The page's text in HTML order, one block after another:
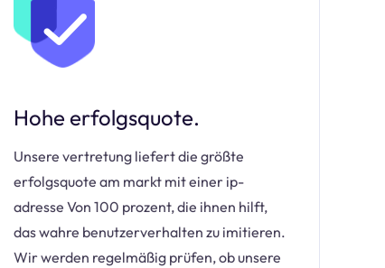
Hohe erfolgsquote.
Unsere vertretung liefert die größte
erfolgsquote am markt mit einer ip-
adresse Von 100 prozent, die ihnen hilft,
das wahre benutzerverhalten zu imitieren.
Wir werden regelmäßig prüfen, ob unsere